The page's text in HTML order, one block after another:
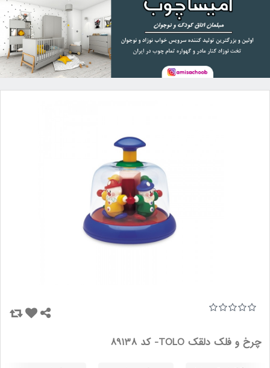
چرخ و فلک دلقک TOLO- کد 89138